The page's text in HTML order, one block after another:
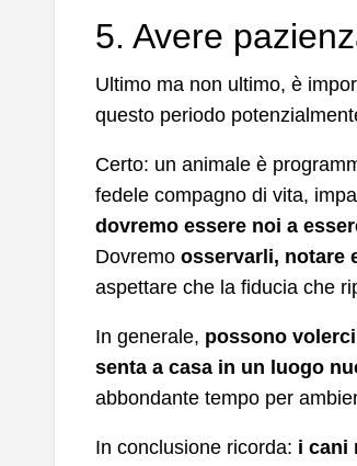
5. Avere
Ultimo ma non ultimo, è
questo periodo
Certo: un animale è
fedele compagno di vita,
dovremo essere noi a
Dovremo osservarli, notare
aspettare che la fiducia che
In generale, possono
senta a casa in un luogo
abbondante tempo per
In conclusione ricorda: i cani